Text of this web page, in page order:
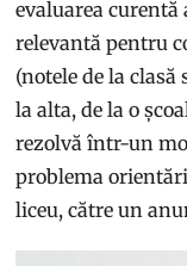
evaluarea
relevantă pentru
(notele de la clasă
la alta, de la o
rezolvă într-un
problema
liceu, către un